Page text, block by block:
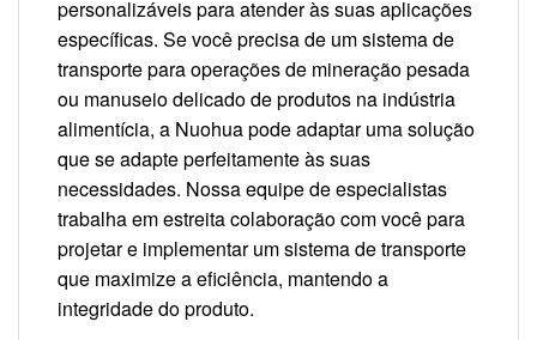
personalizáveis para atender às suas aplicações
específicas. Se você precisa de um sistema de
transporte para operações de mineração pesada
ou manuseio delicado de produtos na indústria
alimentícia, a Nuohua pode adaptar uma solução
que se adapte perfeitamente às suas
necessidades. Nossa equipe de especialistas
trabalha em estreita colaboração com você para
projetar e implementar um sistema de transporte
que maximize a eficiência, mantendo a
integridade do produto.